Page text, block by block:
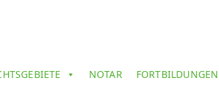
NOTAR FORTBILDUNGEN